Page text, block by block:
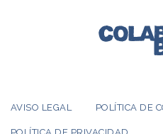
AVISO LEGAL POLÍTICA DE